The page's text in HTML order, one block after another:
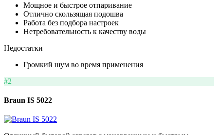
Мощное и быстрое отпаривание
Отлично скользящая подошва
Работа без подбора настроек
Нетребовательность к качеству воды
Недостатки
Громкий шум во время применения
#2
Braun IS 5022